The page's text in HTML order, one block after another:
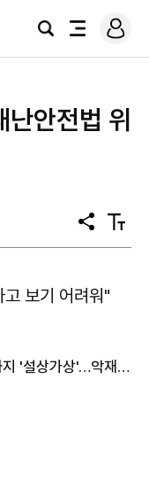
검
전
로
그
안전법 위
공
유
텍
스
보기 어려워"
​계약 해지, 공사 연기에 악성 미분양까지 '설상가상'…악재 잇따르는 '대원' 어쩌나